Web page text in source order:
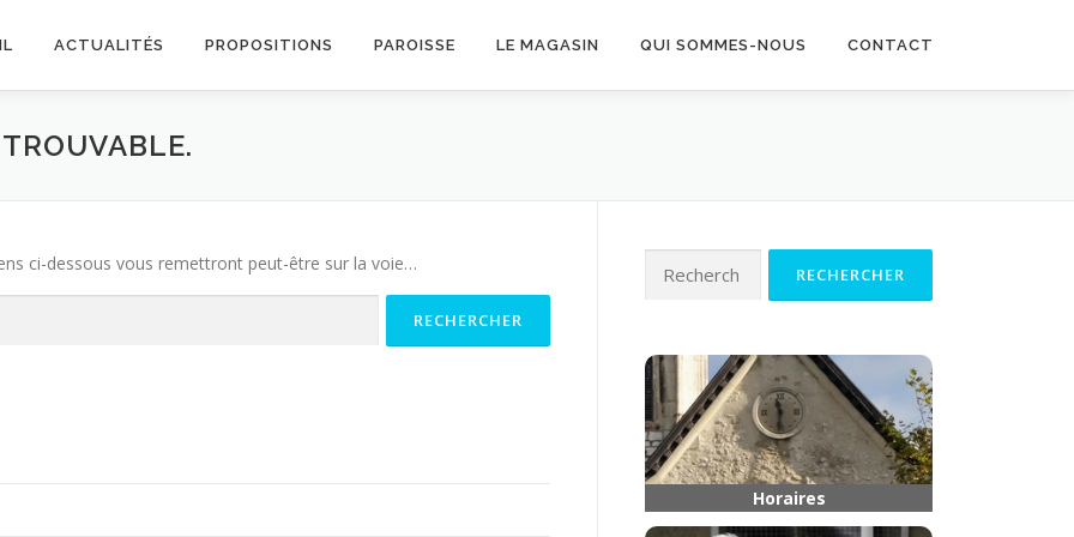
ACTUALITÉS PROPOSITIONS PAROISSE LE MAGASIN QUI SOMMES-NOUS CONTACT
ci-dessous vous remettront peut-être sur la voie… Rechercher :
Horaires